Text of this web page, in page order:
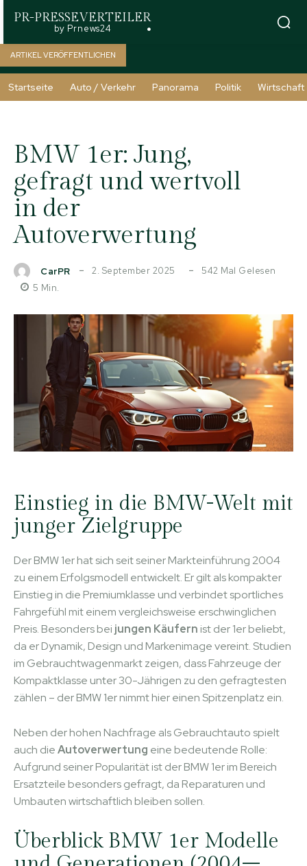
PR-PRESSEVERTEILER
by Prnews24
ARTIKEL VERÖFFENTLICHEN
Startseite Auto / Verkehr Panorama Politik Wirtschaft
BMW 1er: Jung,
gefragt und wertvoll
in der
Autoverwertung
CarPR 2. September 2025 542 Mal Gelesen
5 Min.
Einstieg in die BMW-Welt mit
junger Zielgruppe
Der BMW 1er hat sich seit seiner Markteinführung 2004
zu einem Erfolgsmodell entwickelt. Er gilt als kompakter
Einstieg in die Premiumklasse und verbindet sportliches
Fahrgefühl mit einem vergleichsweise erschwinglichen
Preis. Besonders bei jungen Käufern ist der 1er beliebt,
da er Dynamik, Design und Markenimage vereint. Studien
im Gebrauchtwagenmarkt zeigen, dass Fahrzeuge der
Kompaktklasse unter 30-Jährigen zu den gefragtesten
zählen – der BMW 1er nimmt hier einen Spitzenplatz ein.
Neben der hohen Nachfrage als Gebrauchtauto spielt
auch dieAutoverwertung eine bedeutende Rolle:
Aufgrund seiner Popularität ist der BMW 1er im Bereich
Ersatzteile besonders gefragt, da Reparaturen und
Umbauten wirtschaftlich bleiben sollen.
Überblick BMW 1er Modelle